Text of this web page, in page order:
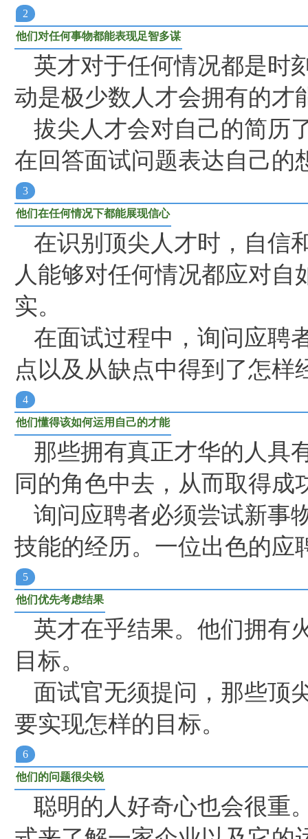
2
他们对任何事物都能表现足智多谋
英才对于任何情况都是时
动是极少数人才会拥有的才
拔尖人才会对自己的简历
在回答面试问题表达自己的
3
他们在任何情况下都能展现信心
在识别顶尖人才时，自信
人能够对任何情况都应对
实。
在面试过程中，询问应聘
点以及从缺点中得到了怎样
4
他们懂得该如何运用自己的才能
那些拥有真正才华的人具
同的角色中去，从而取得成
询问应聘者必须尝试新事
技能的经历。一位出色的应
5
他们优先考虑结果
英才在乎结果。他们拥有
目标。
面试官无须提问，那些顶
要实现怎样的目标。
6
他们的问题很尖锐
聪明的人好奇心也会很重